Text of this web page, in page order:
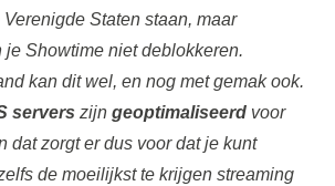
Staten staan, maar
je Showtime niet deblokkeren.
kan dit wel, en nog met gemak ook.
servers zijn geoptimaliseerdvoor
dat zorgt er dus voor dat je kunt
de moeilijkst te krijgen streaming